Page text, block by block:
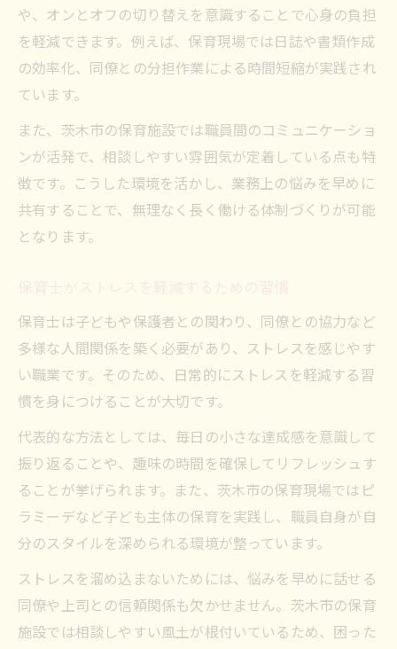
や、オンとオフの切り替えを意識することで心身の負担
を軽減できます。例えば、保育現場では日誌や書類作成
の効率化、同僚との分担作業による時間短縮が実践され
ています。
また、茨木市の保育施設では職員間のコミュニケーショ
ンが活発で、相談しやすい雰囲気が定着している点も特
徴です。こうした環境を活かし、業務上の悩みを早めに
共有することで、無理なく長く働ける体制づくりが可能
となります。
保育士がストレスを軽減するための習慣
保育士は子どもや保護者との関わり、同僚との協力など
多様な人間関係を築く必要があり、ストレスを感じやす
い職業です。そのため、日常的にストレスを軽減する習
慣を身につけることが大切です。
代表的な方法としては、毎日の小さな達成感を意識して
振り返ることや、趣味の時間を確保してリフレッシュす
ることが挙げられます。また、茨木市の保育現場ではピ
ラミーデなど子ども主体の保育を実践し、職員自身が自
分のスタイルを深められる環境が整っています。
ストレスを溜め込まないためには、悩みを早めに話せる
同僚や上司との信頼関係も欠かせません。茨木市の保育
施設では相談しやすい風土が根付いているため、困った